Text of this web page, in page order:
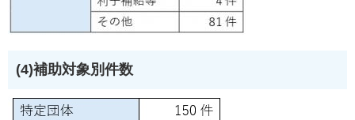
(4)補助対象別件数